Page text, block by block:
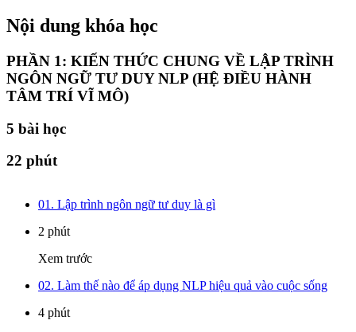
Nội dung khóa học
PHẦN 1: KIẾN THỨC CHUNG VỀ LẬP TRÌNH
NGÔN NGỮ TƯ DUY NLP (HỆ ĐIỀU HÀNH
TÂM TRÍ VĨ MÔ)
5 bài học
22 phút
01. Lập trình ngôn ngữ tư duy là gì
2 phút
Xem trước
02. Làm thế nào để áp dụng NLP hiệu quả vào cuộc sống
4 phút